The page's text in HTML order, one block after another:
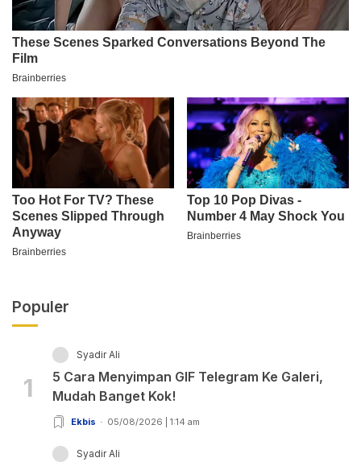
Populer
1
Syadir Ali
5 Cara Menyimpan GIF Telegram Ke Galeri,
Mudah Banget Kok!
Ekbis 05/08/2026 | 1:14 am
Syadir Ali